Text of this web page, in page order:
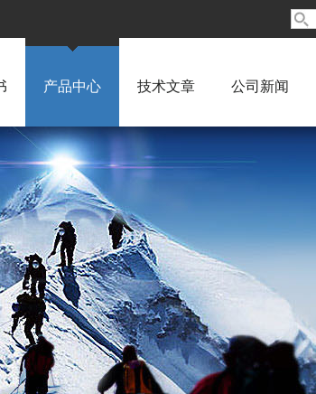
产品中心 技术文章 公司新闻